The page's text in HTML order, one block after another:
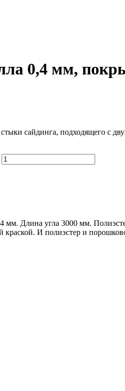
0,4 мм,
сайдинга, подходящего с
мм. Длина угла 3000 мм.
И полиэстер и